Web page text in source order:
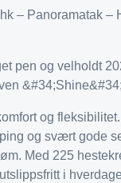
– Panoramatak –
pen og velholdt
og
og svært gode
Med 225
i